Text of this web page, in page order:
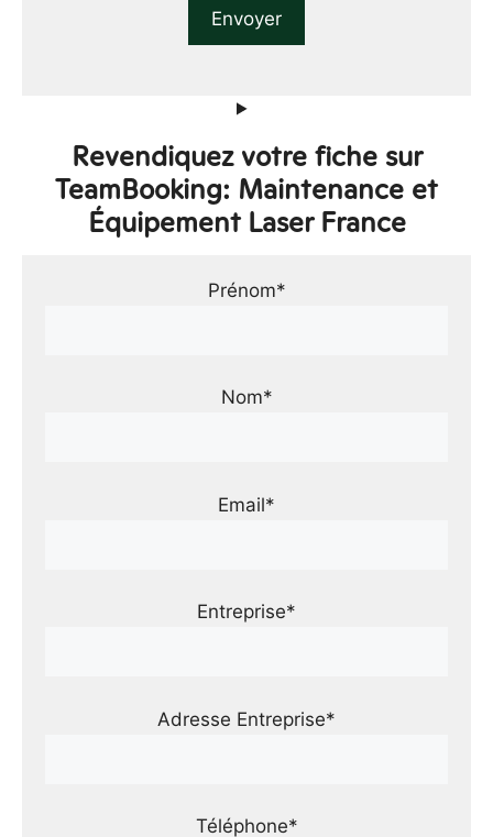
Revendiquez votre fiche sur
TeamBooking: Maintenance et
Équipement Laser France
Prénom*
Nom*
Email*
Entreprise*
Adresse Entreprise*
Téléphone*